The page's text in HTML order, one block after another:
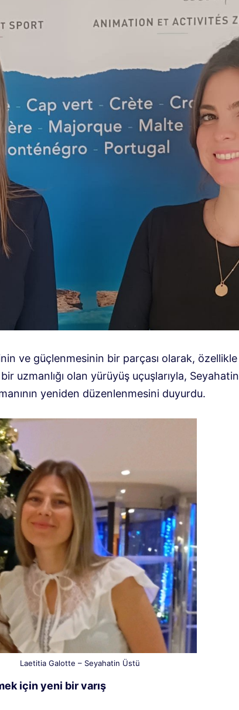
ve güçlenmesinin bir parçası olarak, özellikle
uzmanlığı olan yürüyüş uçuşlarıyla, Seyahatin
yeniden düzenlenmesini duyurdu.
Laetitia Galotte – Seyahatin Üstü
için yeni bir varış